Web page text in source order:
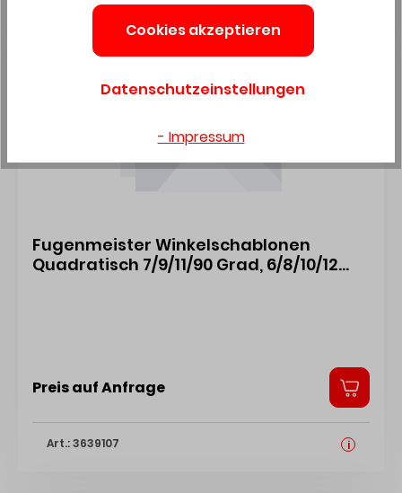
Fugenmeister Winkelschablonen
Quadratisch 7/9/11/90 Grad, 6/8/10/12
Preis auf Anfrage
Art.: 3639107 i
Cookies akzeptieren
Datenschutzeinstellungen
- Impressum